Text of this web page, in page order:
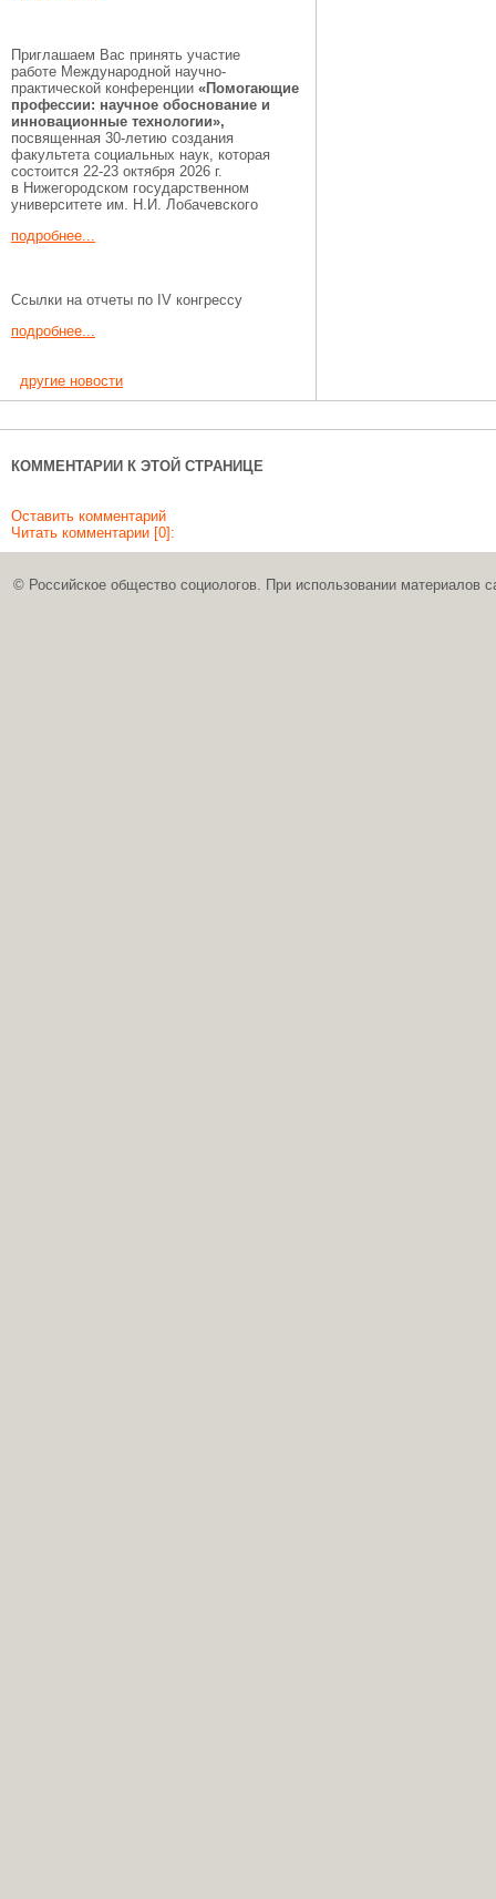
Приглашаем Вас принять участие
работе Международной научно-
практической конференции «Помогающие
профессии: научное обоснование и
инновационные технологии»,
посвященная 30-летию создания
факультета социальных наук, которая
состоится 22-23 октября 2026 г.
в Нижегородском государственном
университете им. Н.И. Лобачевского
подробнее...
Ссылки на отчеты по IV конгрессу
подробнее...
другие новости
КОММЕНТАРИИ К ЭТОЙ СТРАНИЦЕ
Оставить комментарий
Читать комментарии [0]:
© Российское общество социологов. При использовании материалов